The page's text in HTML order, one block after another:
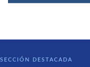
SECCIÓN DESTACADA